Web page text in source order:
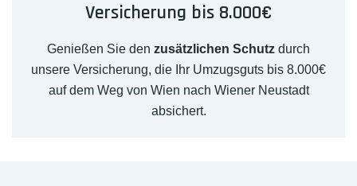
Versicherung bis 8.000€
Genießen Sie den zusätzlichen Schutz durch
unsere Versicherung, die Ihr Umzugsguts bis 8.000€
auf dem Weg von Wien nach Wiener Neustadt
absichert.